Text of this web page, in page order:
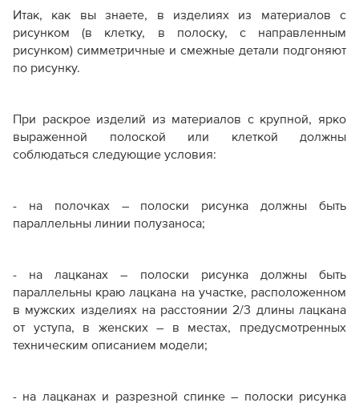
Итак, как вы знаете, в изделиях из материалов с
рисунком (в клетку, в полоску, с направленным
рисунком) симметричные и смежные детали подгоняют
по рисунку.
При раскрое изделий из материалов с крупной, ярко
выраженной полоской или клеткой должны
соблюдаться следующие условия:
- на полочках – полоски рисунка должны быть
параллельны линии полузаноса;
- на лацканах – полоски рисунка должны быть
параллельны краю лацкана на участке, расположенном
в мужских изделиях на расстоянии 2/3 длины лацкана
от уступа, в женских – в местах, предусмотренных
техническим описанием модели;
- на лацканах и разрезной спинке – полоски рисунка